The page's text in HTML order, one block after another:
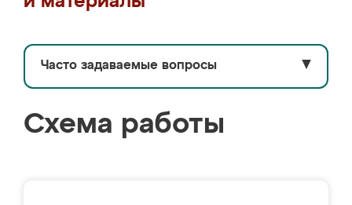
Часто задаваемые вопросы ▼
Схема работы